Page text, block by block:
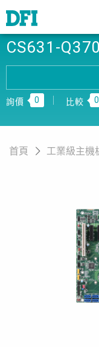
CS631-Q370
詢價 0 比較 0
首頁 工業級主機